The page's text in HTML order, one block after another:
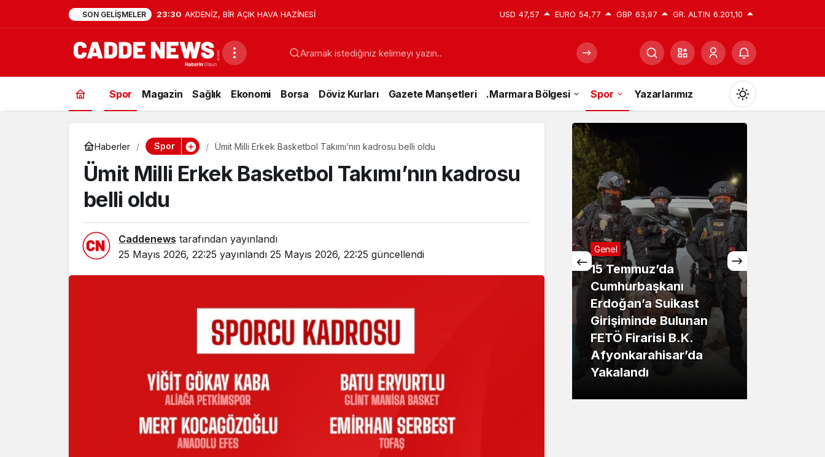
SON GELIŞMELER 23:30 AKDENİZ, BİR AÇIK HAVA HAZİNESİ USD 47,57 EURO 54,77 GBP 63,97 GR. ALTIN 6.201,10
Aramak istediğiniz kelimeyi yazın..
Spor Magazin Sağlık Ekonomi Borsa Döviz Kurları Gazete Manşetleri .Marmara Bölgesi Spor Yazarlarımız
Mod
değiştir
Gündüz Modu
Gündüz modunu seçin.
Gece Modu
Gece modunu seçin.
Sistem Modu
Sistem modunu seçin.
Haberler Spor Ümit Milli Erkek Basketbol Takımı’nın kadrosu belli oldu
Ümit Milli Erkek Basketbol Takımı’nın kadrosu
belli oldu
Caddenews tarafından yayınlandı
25 Mayıs 2026, 22:25 yayınlandı 25 Mayıs 2026, 22:25 güncellendi
AKDENİZ, BİR AÇIK
HAVA HAZİNESİ
Genel
15 Temmuz’da
Cumhurbaşkanı
Erdoğan’a Suikast
Girişiminde Bulunan
FETÖ Firarisi B.K.
Afyonkarahisar’da
Yakalandı